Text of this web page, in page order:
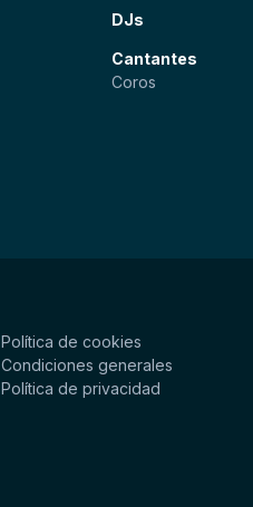
DJs
Cantantes
Coros
Política de cookies
Condiciones generales
Política de privacidad